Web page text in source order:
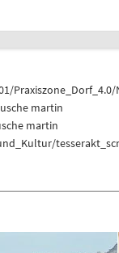
martin
martin